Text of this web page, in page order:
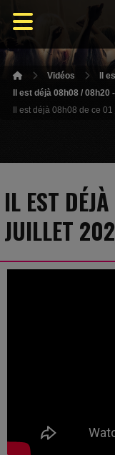
Vidéos
Il
Il est déjà 08h08 / 08h20
Il est déjà 08h08 de ce
IL EST
JUILLET